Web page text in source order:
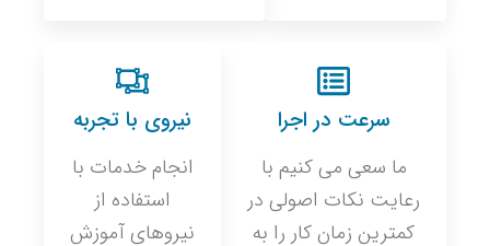
سرعت در اجرا
ما سعی می کنیم با
رعایت نکات اصولی در
کمترین زمان کار را به
نیروی با تجربه
انجام خدمات با
استفاده از
نیروهای آموزش